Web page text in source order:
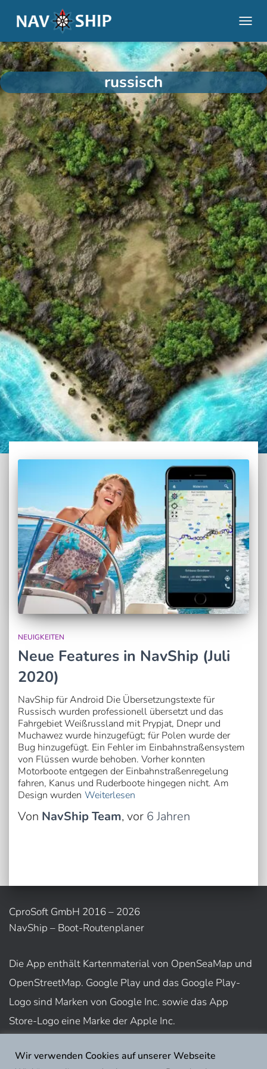
russisch
NEUIGKEITEN
Neue Features in NavShip (Juli
2020)
NavShip für Android Die Übersetzungstexte für
Russisch wurden professionell übersetzt und das
Fahrgebiet Weißrussland mit Prypjat, Dnepr und
Muchawez wurde hinzugefügt; für Polen wurde der
Bug hinzugefügt. Ein Fehler im Einbahnstraßensystem
von Flüssen wurde behoben. Vorher konnten
Motorboote entgegen der Einbahnstraßenregelung
fahren, Kanus und Ruderboote hingegen nicht. Am
Design wurden Weiterlesen
Von NavShip Team, vor 6 Jahren
CproSoft GmbH 2016 – 2026
NavShip – Boot-Routenplaner
Die App enthält Kartenmaterial von OpenSeaMap und
OpenStreetMap. Google Play und das Google Play-
Logo sind Marken von Google Inc. sowie das App
Store-Logo eine Marke der Apple Inc.
Nutzungsbedingungen
Wir verwenden Cookies auf unserer Webseite